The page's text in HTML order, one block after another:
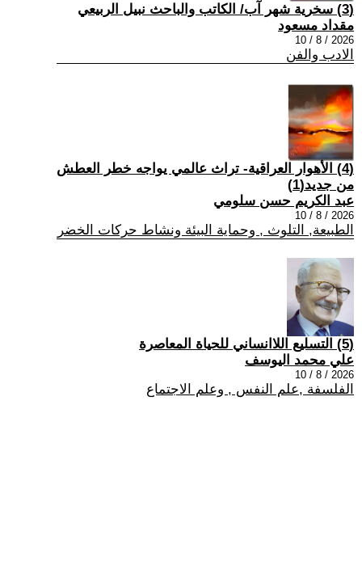
(3) سخرية شهر آب/ الكاتب والباحث نبيل الربيعي
مقداد مسعود
2026 / 8 / 10
الادب والفن
(4) الأهوار العراقية- تراث عالمي يواجه خطر العطش
من جديد(1)
عبد الكريم حسن سلومي
2026 / 8 / 10
الطبيعة, التلوث , وحماية البيئة ونشاط حركات الخضر
(5) التسليع اللاانساني للحياة المعاصرة
علي محمد اليوسف
2026 / 8 / 10
الفلسفة ,علم النفس , وعلم الاجتماع